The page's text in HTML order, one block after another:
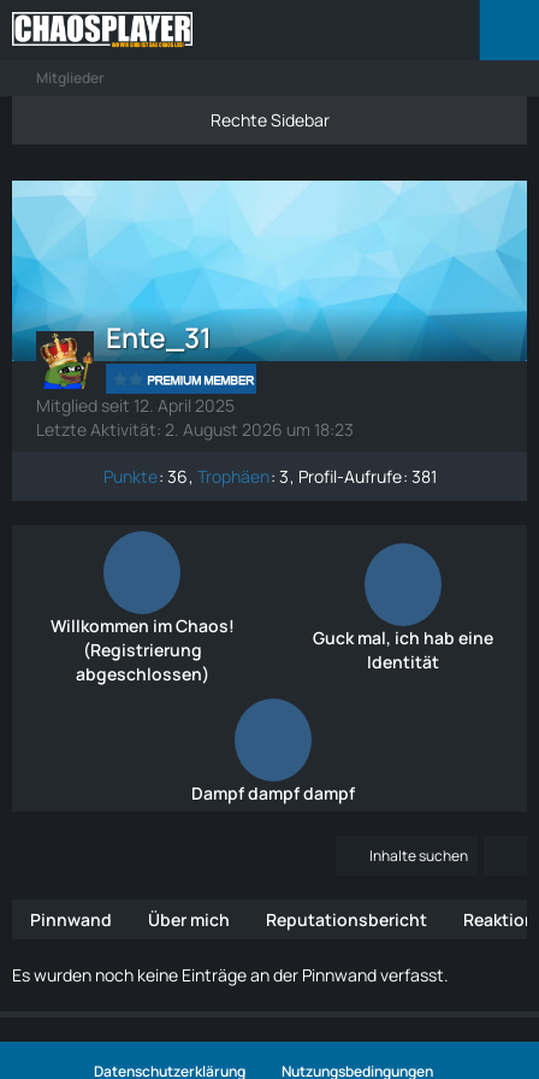
Mitglieder
Ente_31
Mitglied seit 12. April 2025
Letzte Aktivität: 2. August 2026 um 18:23
Punkte 36 Trophäen 3 Profil-Aufrufe 381
Willkommen im Chaos!
(Registrierung
abgeschlossen)
Guck mal, ich hab eine
Identität
Dampf dampf dampf
Inhalte suchen
Pinnwand Über mich Reputationsbericht
Es wurden noch keine Einträge an der Pinnwand verfasst.
Datenschutzerklärung Nutzungsbedingungen